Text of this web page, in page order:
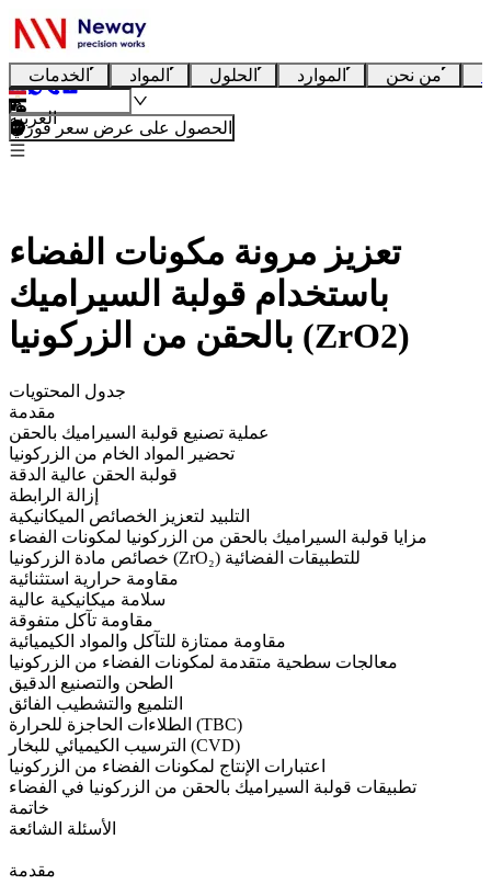
الخدمات المواد الحلول الموارد من نحن
العربية
الحصول على عرض سعر فوري
تعزيز مرونة مكونات الفضاء
باستخدام قولبة السيراميك
بالحقن من الزركونيا (ZrO2)
جدول المحتويات
مقدمة
عملية تصنيع قولبة السيراميك بالحقن
تحضير المواد الخام من الزركونيا
قولبة الحقن عالية الدقة
إزالة الرابطة
التلبيد لتعزيز الخصائص الميكانيكية
مزايا قولبة السيراميك بالحقن من الزركونيا لمكونات الفضاء
خصائص مادة الزركونيا (ZrO₂) للتطبيقات الفضائية
مقاومة حرارية استثنائية
سلامة ميكانيكية عالية
مقاومة تآكل متفوقة
مقاومة ممتازة للتآكل والمواد الكيميائية
معالجات سطحية متقدمة لمكونات الفضاء من الزركونيا
الطحن والتصنيع الدقيق
التلميع والتشطيب الفائق
الطلاءات الحاجزة للحرارة (TBC)
الترسيب الكيميائي للبخار (CVD)
اعتبارات الإنتاج لمكونات الفضاء من الزركونيا
تطبيقات قولبة السيراميك بالحقن من الزركونيا في الفضاء
خاتمة
الأسئلة الشائعة
مقدمة